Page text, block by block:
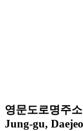
영문도로명주
Jung-gu,